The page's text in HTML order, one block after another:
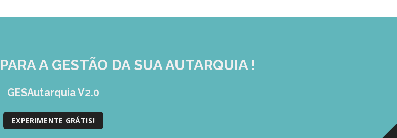
PARA A GESTÃO DA SUA AUTARQUIA !
GESAutarquia V2.0
EXPERIMENTE GRÁTIS!